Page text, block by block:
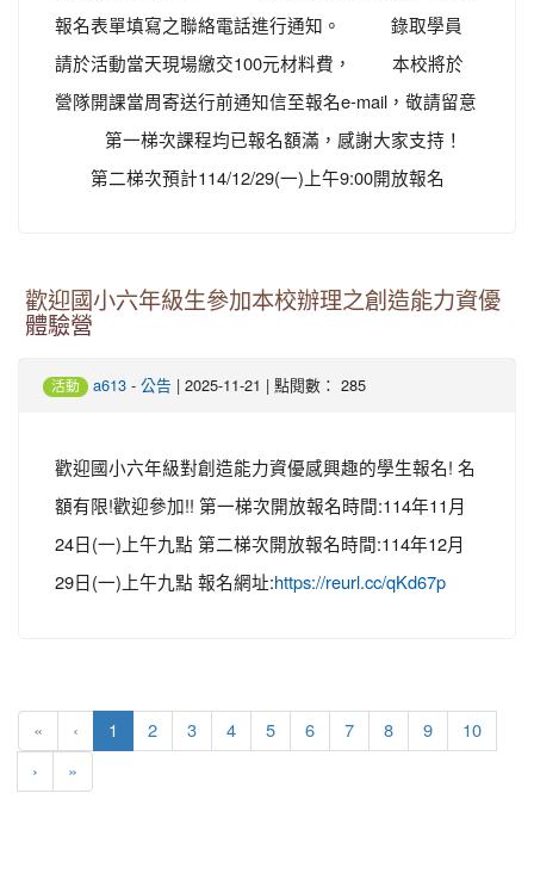
報名表單填寫之聯絡電話進行通知。 錄取學員
請於活動當天現場繳交100元材料費， 本校將於
營隊開課當周寄送行前通知信至報名e-mail，敬請留意
第一梯次課程均已報名額滿，感謝大家支持！
第二梯次預計114/12/29(一)上午9:00開放報名
歡迎國小六年級生參加本校辦理之創造能力資優
體驗營
活動 a613 - 公告 | 2025-11-21 | 點閱數： 285
歡迎國小六年級對創造能力資優感興趣的學生報名! 名
額有限!歡迎參加!! 第一梯次開放報名時間:114年11月
24日(一)上午九點 第二梯次開放報名時間:114年12月
29日(一)上午九點 報名網址: https://reurl.cc/qKd67p
« ‹ 1 (current)
2 3 4 5 6 7 8 9 10
› »